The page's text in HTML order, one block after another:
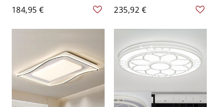
Pantalla Acrílica para
Salón, Estilo LED Simple,
110V-120V, Tercera
Cálida/Blanca/Neutra
Regulable), Redonda, 16"
184,95 €
Lucite, LED Empotrada,
110V-120V, Luz Regulable,
37.5"
235,92 €